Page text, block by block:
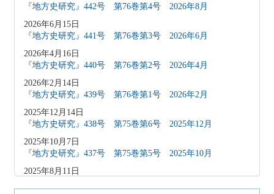
『地方史研究』442号 第76巻第4号 2026年8月
2026年6月15日
『地方史研究』441号 第76巻第3号 2026年6月
2026年4月16日
『地方史研究』440号 第76巻第2号 2026年4月
2026年2月14日
『地方史研究』439号 第76巻第1号 2026年2月
2025年12月14日
『地方史研究』438号 第75巻第6号 2025年12月
2025年10月7日
『地方史研究』437号 第75巻第5号 2025年10月
2025年8月11日